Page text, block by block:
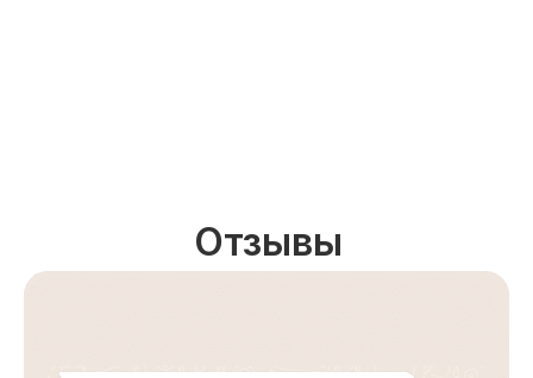
Отзывы